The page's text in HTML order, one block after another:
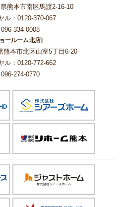
熊本市南区馬渡2-16-10
ル：0120-370-067
334-0008
ールーム北店]
本市北区山室5丁目6-20
ル：0120-772-662
274-0770